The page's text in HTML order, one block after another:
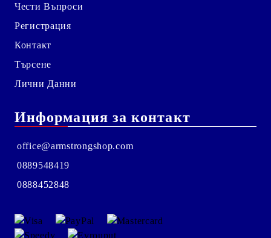
Чести Въпроси
Регистрация
Контакт
Търсене
Лични Данни
Информация за контакт
office@armstrongshop.com
0889548419
0888452848